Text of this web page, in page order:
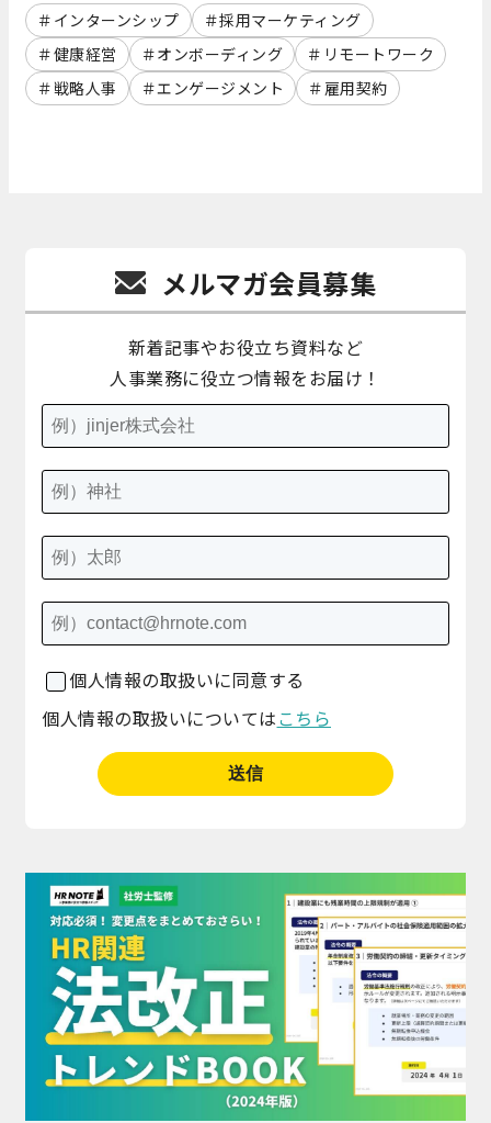
インターンシップ
採用マーケティング
健康経営
オンボーディング
リモートワーク
戦略人事
エンゲージメント 雇用契約
メルマガ会員募集
新着記事やお役立ち資料など
人事業務に役立つ情報をお届け！
個人情報の取扱いに同意する
個人情報の取扱いについては こちら